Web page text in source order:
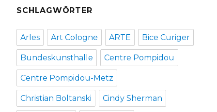
SCHLAGWÖRTER
Arles Art Cologne ARTE Bice Curiger
Bundeskunsthalle Centre Pompidou
Centre Pompidou-Metz
Christian Boltanski Cindy Sherman